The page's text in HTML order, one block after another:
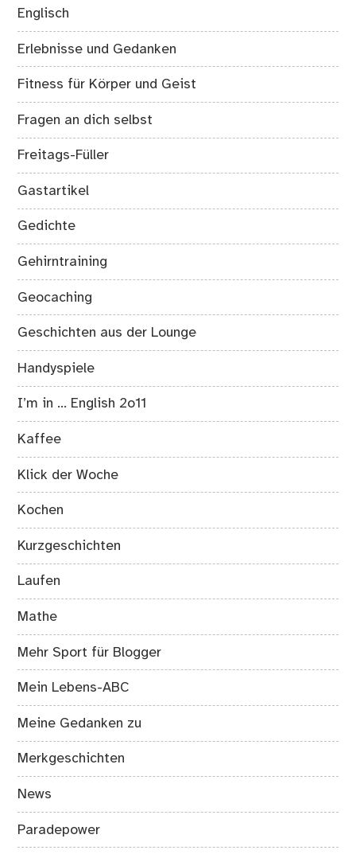
Englisch
Erlebnisse und Gedanken
Fitness für Körper und Geist
Fragen an dich selbst
Freitags-Füller
Gastartikel
Gedichte
Gehirntraining
Geocaching
Geschichten aus der Lounge
Handyspiele
I’m in … English 2o11
Kaffee
Klick der Woche
Kochen
Kurzgeschichten
Laufen
Mathe
Mehr Sport für Blogger
Mein Lebens-ABC
Meine Gedanken zu
Merkgeschichten
News
Paradepower